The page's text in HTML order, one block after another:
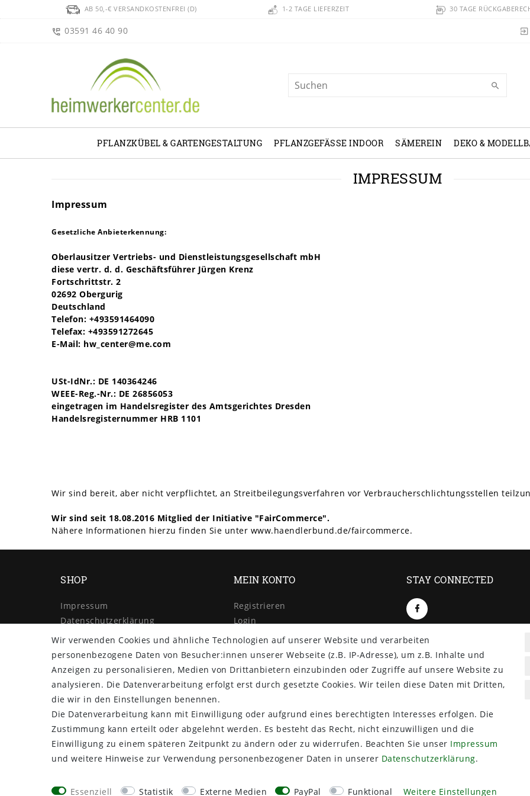
AB 50,-€ VERSANDKOSTENFREI (D) 1-2 TAGE LIEFERZEIT 30 TAGE
03591 46 40 90
PFLANZKÜBEL & GARTENGESTALTUNG PFLANZGEFÄSSE INDOOR SÄMEREIN DEKO &
IMPRESSUM
Impressum
Gesetzliche Anbieterkennung:
Oberlausitzer Vertriebs- und Dienstleistungsgesellschaft mbH
diese vertr. d. d. Geschäftsführer Jürgen Krenz
Fortschrittstr. 2
02692 Obergurig
Deutschland
Telefon: +493591464090
Telefax: +493591272645
E-Mail: hw_center@me.com
USt-IdNr.: DE 140364246
WEEE-Reg.-Nr.: DE 26856053
eingetragen im Handelsregister des Amtsgerichtes Dresden
Handelsregisternummer HRB 1101
Wir sind bereit, aber nicht verpflichtet, an Streitbeilegungsverfahren vor Verbraucherschlichtungsstellen
Wir sind seit 18.08.2016 Mitglied der Initiative "FairCommerce".
Nähere Informationen hierzu finden Sie unter www.haendlerbund.de/faircommerce.
SHOP
Impressum
Daten­schutz­erklärung
AGB
Barrierefreiheitserklärung
Widerrufs­recht
Kontakt
Vertrag widerrufen
MEIN KONTO
Registrieren
Login
STAY CONNECTED
Wir verwenden Cookies und ähnliche Technologien auf unserer Website und verarbeiten
personenbezogene Daten von Besucher:innen unserer Webseite (z.B. IP-Adresse), um z.B. Inhalte und
Anzeigen zu personalisieren, Medien von Drittanbietern einzubinden oder Zugriffe auf unsere Website zu
analysieren. Die Datenverarbeitung erfolgt erst durch gesetzte Cookies. Wir teilen diese Daten mit Dritten,
die wir in den Einstellungen benennen.
Die Datenverarbeitung kann mit Einwilligung oder aufgrund eines berechtigten Interesses erfolgen. Die
Zustimmung kann erteilt oder abgelehnt werden. Es besteht das Recht, nicht einzuwilligen und die
Einwilligung zu einem späteren Zeitpunkt zu ändern oder zu widerrufen. Beachten Sie unser Impressum
und weitere Hinweise zur Verwendung personenbezogener Daten in unserer Daten­schutz­erklärung.
Essenziell Statistik Externe Medien PayPal Funktional Weitere Einstellungen
plentymarkets Template von Plenty Lions